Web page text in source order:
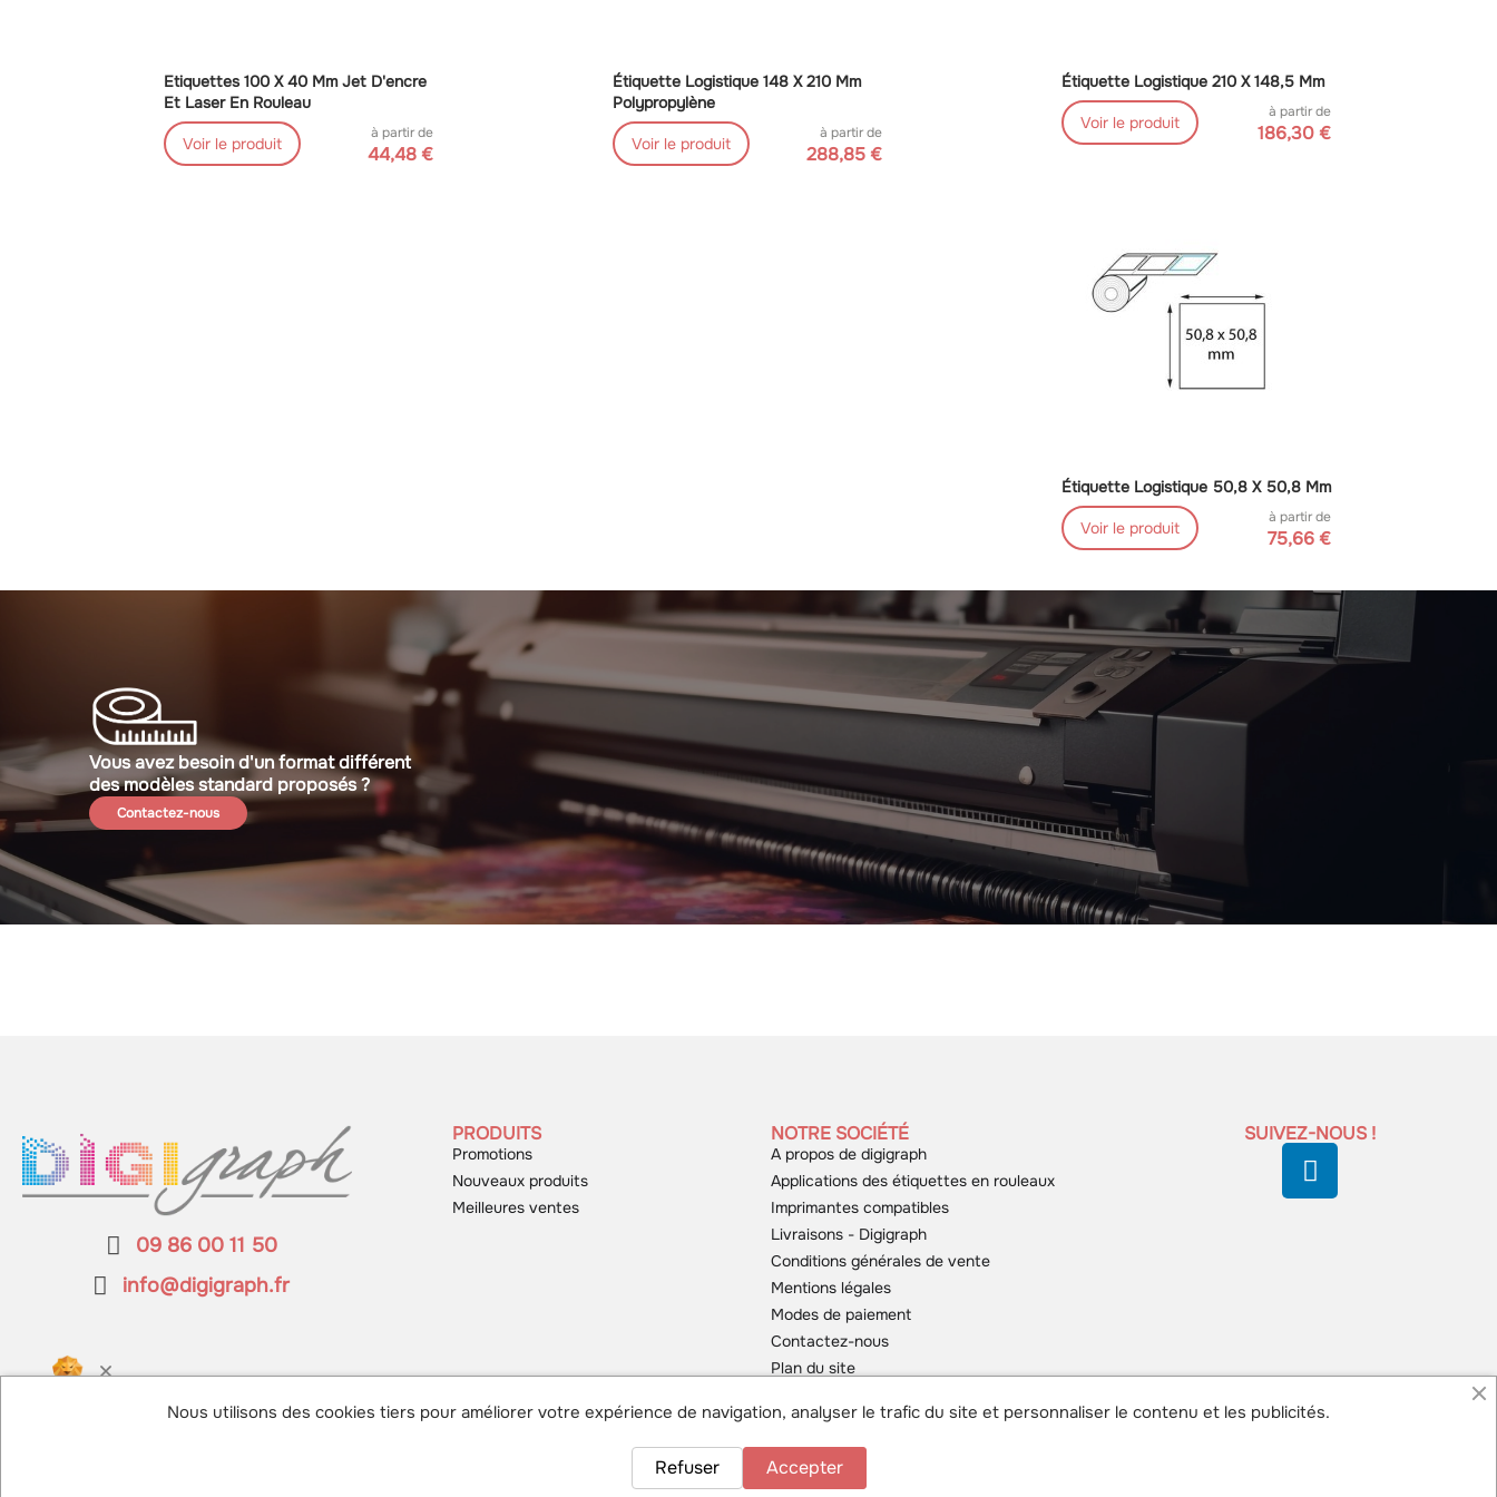
Etiquettes 100 X 40 Mm Jet D'encre
Et Laser En Rouleau
Voir le produit
à partir de
44,48 €
Étiquette Logistique 148 X 210 Mm
Polypropylène
Voir le produit
à partir de
288,85 €
Étiquette Logistique 210 X 148,5 Mm
Voir le produit
à partir de
186,30 €
Étiquette Logistique 50,8 X 50,8 Mm
Voir le produit
à partir de
75,66 €
Vous avez besoin d'un format différent
des modèles standard proposés ?
Contactez-nous
09 86 00 11 50
info@digigraph.fr
PRODUITS
Promotions
Nouveaux produits
Meilleures ventes
NOTRE SOCIÉTÉ
A propos de digigraph
Applications des étiquettes en rouleaux
Imprimantes compatibles
Livraisons - Digigraph
Conditions générales de vente
Mentions légales
Modes de paiement
Contactez-nous
Plan du site
SUIVEZ-NOUS !
Tout droits réservés Conception du site Internet Linov
Nous utilisons des cookies tiers pour améliorer votre expérience de navigation, analyser le trafic du site et personnaliser le contenu et les publicités.
Accepter
Refuser